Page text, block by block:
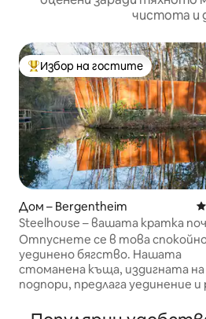
чистота и
Най-популярен избор на
Избор на гостите
Дом – Bergentheim
Steelhouse – вашата кратка
в гората край езерото
Отпуснете се в това
уединено бягство. Нашата
стоманена къща, издигната на
подпори, предлага уединение и
сауната за спокойна почивка. В